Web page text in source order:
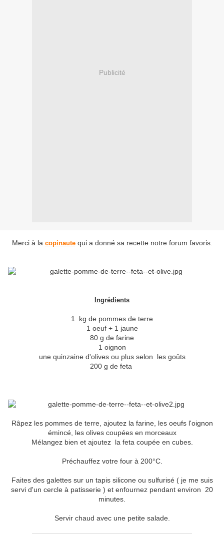
Publicité
Merci à la copinautequi a donné sa recette notre forum favoris.
Ingrédients
1 kg de pommes de terre
1 oeuf + 1 jaune
80 g de farine
1 oignon
une quinzaine d'olives ou plus selon les goûts
200 g de feta
Râpez les pommes de terre, ajoutez la farine, les oeufs l'oignon
émincé, les olives coupées en morceaux
Mélangez bien et ajoutez la feta coupée en cubes.
Préchauffez votre four à 200°C.
Faites des galettes sur un tapis silicone ou sulfurisé ( je me suis
servi d'un cercle à patisserie ) et enfournez pendant environ 20
minutes.
Servir chaud avec une petite salade.